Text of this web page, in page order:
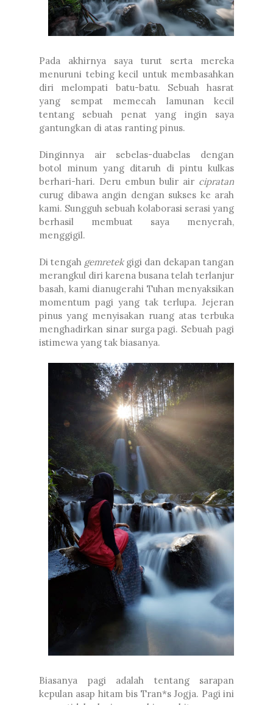
Pada akhirnya saya turut serta mereka
menuruni tebing kecil untuk membasahkan
diri melompati batu-batu. Sebuah hasrat
yang sempat memecah lamunan kecil
tentang sebuah penat yang ingin saya
gantungkan di atas ranting pinus.
Dinginnya air sebelas-duabelas dengan
botol minum yang ditaruh di pintu kulkas
berhari-hari. Deru embun bulir air cipratan
curug dibawa angin dengan sukses ke arah
kami. Sungguh sebuah kolaborasi serasi yang
berhasil membuat saya menyerah,
menggigil.
Di tengah gemretekgigi dan dekapan tangan
merangkul diri karena busana telah terlanjur
basah, kami dianugerahi Tuhan menyaksikan
momentum pagi yang tak terlupa. Jejeran
pinus yang menyisakan ruang atas terbuka
menghadirkan sinar surga pagi. Sebuah pagi
istimewa yang tak biasanya.
Biasanya pagi adalah tentang sarapan
kepulan asap hitam bis Tran*s Jogja. Pagi ini